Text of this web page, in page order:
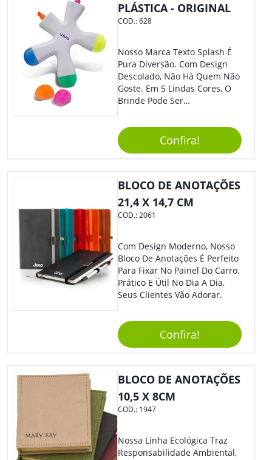
PLÁSTICA - ORIGINAL
COD.:628
Nosso Marca Texto Splash É
Pura Diversão. Com Design
Descolado, Não Há Quem Não
Goste. Em 5 Lindas Cores, O
Brinde Pode Ser
Marca, Demais, Não É? Não
Perca Essa Chance E Ofereça
A Seus Clientes E
Colaboradores.
Confira!
BLOCO DE ANOTAÇÕES
21,4 X 14,7 CM
COD.:2061
Com Design Moderno, Nosso
Bloco De Anotações É Perfeito
Para Fixar No Painel Do Carro.
Prático E Útil No Dia A Dia,
Seus Clientes Vão Adorar.
Confira!
BLOCO DE ANOTAÇÕES
10,5 X 8CM
COD.: 1947
Nossa Linha Ecológica Traz
Responsabilidade Ambiental,